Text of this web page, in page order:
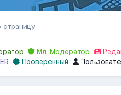
страницу
Мл. Модератор
Проверенный